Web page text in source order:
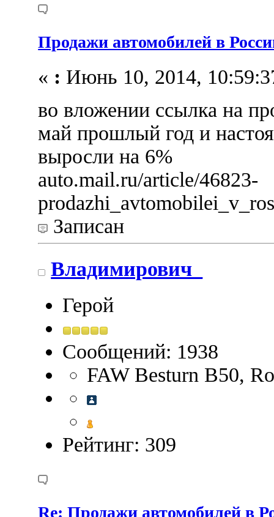
Продажи автомобилей в
« : Июнь 10, 2014,
во вложении ссылка на
май прошлый год и
выросли на 6%
auto.mail.ru/article/46823-
Записан
Владимирович_
Герой
Сообщений: 1938
FAW Besturn B50,
Рейтинг: 309
Re: Продажи автомобилей в